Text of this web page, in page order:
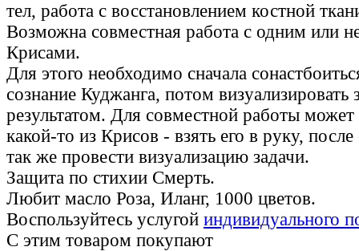
тел, работа с восстановлением костной
Возможна совместная работа с одним или
Крисами.
Для этого необходимо сначала
сознание Куджанга, потом визуализировать
результатом. Для совместной работы может
какой-то из Крисов - взять его в руку,
так же провести визуализацию задачи.
Защита по стихии Смерть.
Любит масло Роза, Иланг, 1000 цветов.
Воспользуйтесь услугой индивидуального
С этим товаром покупают